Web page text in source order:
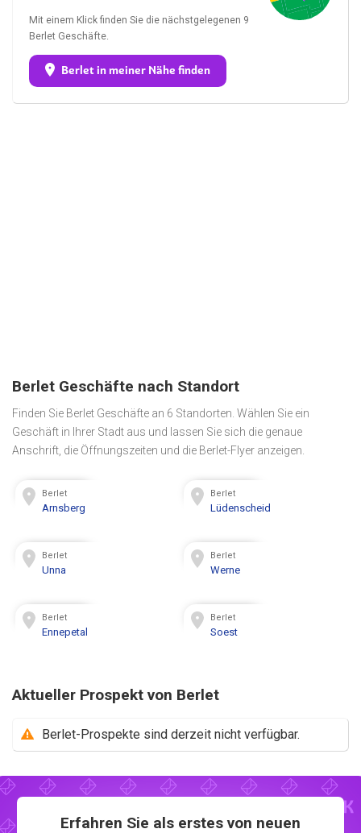
Mit einem Klick finden Sie die nächstgelegenen 9
Berlet Geschäfte.
Berlet in meiner Nähe finden
Berlet Geschäfte nach Standort
Finden Sie Berlet Geschäfte an 6 Standorten. Wählen Sie ein
Geschäft in Ihrer Stadt aus und lassen Sie sich die genaue
Anschrift, die Öffnungszeiten und die Berlet-Flyer anzeigen.
Berlet
Arnsberg
Berlet
Lüdenscheid
Berlet
Unna
Berlet
Werne
Berlet
Ennepetal
Berlet
Soest
Aktueller Prospekt von Berlet
Berlet-Prospekte sind derzeit nicht verfügbar.
Erfahren Sie als erstes von neuen